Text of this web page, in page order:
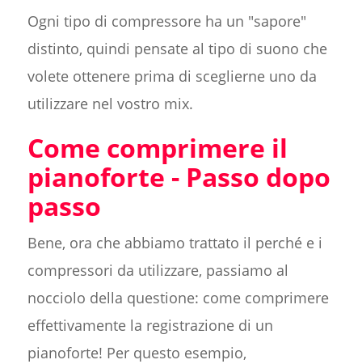
Ogni tipo di compressore ha un "sapore"
distinto, quindi pensate al tipo di suono che
volete ottenere prima di sceglierne uno da
utilizzare nel vostro mix.
Come comprimere il
pianoforte - Passo dopo
passo
Bene, ora che abbiamo trattato il perché e i
compressori da utilizzare, passiamo al
nocciolo della questione: come comprimere
effettivamente la registrazione di un
pianoforte! Per questo esempio,